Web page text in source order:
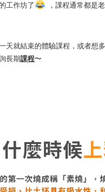
工作坊了
，課程通常都是
天就結束的體驗課程，或者想
長期課程〜